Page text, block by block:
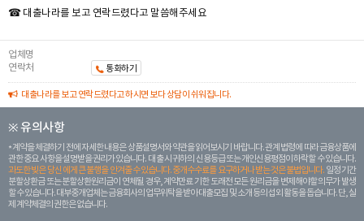
☎ 대출나라를 보고 연락드렸다고 말씀해주세요
업체명
연락처
통화하기
대출나라를 보고 연락드렸다고 하시면 보다 상담이 쉬워집니다.
※ 유의사항
계약을 체결하기 전에 자세한 내용은 상품설명서와 약관을 읽어보시기 바랍니다. 관계 법령에 따라 금융상품에
관한 중요 사항을 설명받을 권리가 있습니다. 대 출 시 귀하의 신용등급 또는 개인신용평점이 하락할 수 있습니다.
과도한 빚은 당신 에게 큰 불행을 안겨줄 수 있습니다. 중개수수료를 요구하거나 받는 것은 불법입니다. 일정 기간
분할상환금 또는 분할상환원리금이 연체될 경우, 계약만료 기한 도래전 모든 원리금을 변제해야할 의무가 발생
할 수 있습니다. 대부중개업체는 금융회사의 업무위탁을 받아 대출모집 및 소개 등의 섭외 활동을 돕습니다. 단, 실
제 계약체결의 권한은 없습니다.